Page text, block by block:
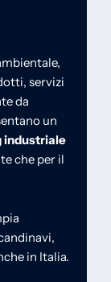
servizi
da
un
industriale
che per il
in Italia.